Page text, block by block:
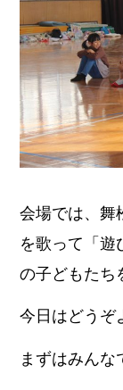
会場では、舞
を歌って「遊
の子どもたち
今日はどうぞ
まずはみんな